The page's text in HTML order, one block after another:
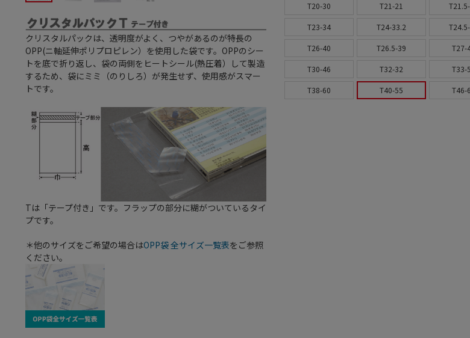
クリスタルパックは、透明度がよく、つやがあるのが特長の
OPP(ニ軸延伸ポリプロピレン）を使用した袋です。OPPのシー
トを底で折り返し、袋の両側をヒートシール(熱圧着）して製造
するため、袋にミミ（のりしろ）が発生せず、使用感がスマー
トです。
Tは「テープ付き」です。フラップの部分に糊がついているタイ
プです。
＊他のサイズをご希望の場合はOPP袋 全サイズ一覧表をご参照
ください。
T20-30 T21-21
T23-34 T24-33.2
T26-40 T26.5-39 T27-
T30-46 T32-32 T33-
T38-60 T40-55 T46-